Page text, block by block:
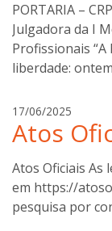
t
t
i
n
PORTARIA –
Julgadora da I
Profissionais
liberdade:
17/06/2025
n
a
b
o
t
Atos
Atos Oficiais As
em https://
pesquisa por